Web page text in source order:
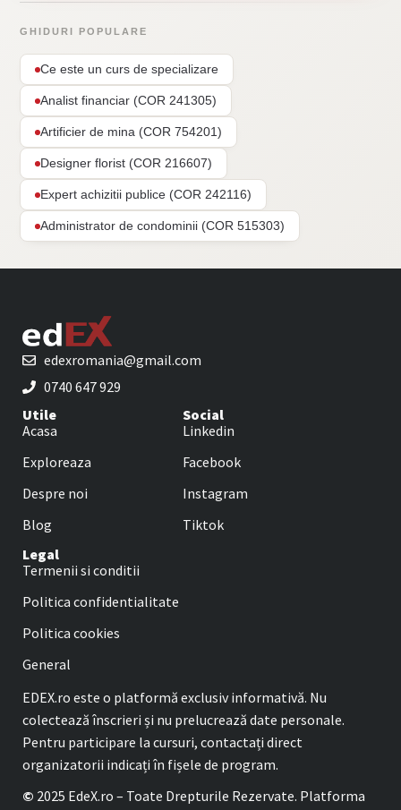
GHIDURI POPULARE
Ce este un curs de specializare
Analist financiar (COR 241305)
Artificier de mina (COR 754201)
Designer florist (COR 216607)
Expert achizitii publice (COR 242116)
Administrator de condominii (COR 515303)
edexromania@gmail.com
0740 647 929
Utile
Acasa
Exploreaza
Despre noi
Blog
Social
Linkedin
Facebook
Instagram
Tiktok
Legal
Termenii si conditii
Politica confidentialitate
Politica cookies
General
EDEX.ro este o platformă exclusiv informativă. Nu
colectează înscrieri și nu prelucrează date personale.
Pentru participare la cursuri, contactați direct
organizatorii indicați în fișele de program.
© 2025 EdeX.ro – Toate Drepturile Rezervate. Platforma